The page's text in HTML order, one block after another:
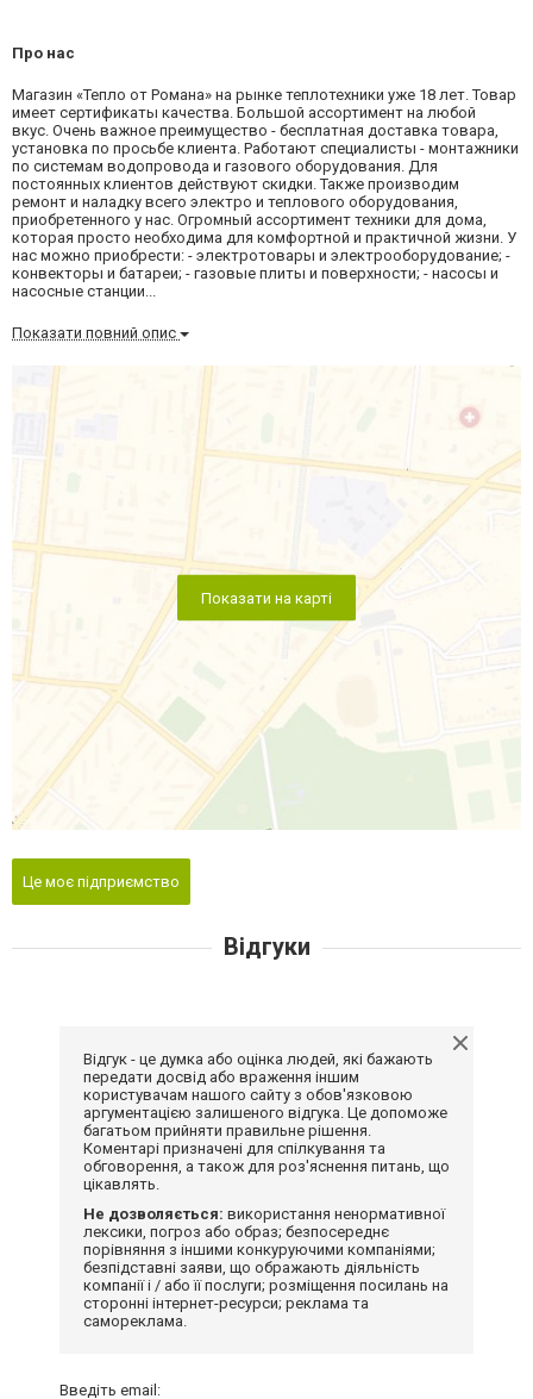
Про нас
Магазин «Тепло от Романа» на рынке теплотехники уже 18 лет. Товар
имеет сертификаты качества. Большой ассортимент на любой
вкус. Очень важное преимущество - бесплатная доставка товара,
установка по просьбе клиента. Работают специалисты - монтажники
по системам водопровода и газового оборудования. Для
постоянных клиентов действуют скидки. Также производим
ремонт и наладку всего электро и теплового оборудования,
приобретенного у нас. Огромный ассортимент техники для дома,
которая просто необходима для комфортной и практичной жизни. У
нас можно приобрести: - электротовары и электрооборудование; -
конвекторы и батареи; - газовые плиты и поверхности; - насосы и
насосные станции...
Показати повний опис
Показати на карті
Це моє підприємство
Відгуки
Відгук - це думка або оцінка людей, які бажають
передати досвід або враження іншим
користувачам нашого сайту з обов'язковою
аргументацією залишеного відгука. Це допоможе
багатьом прийняти правильне рішення.
Коментарі призначені для спілкування та
обговорення, а також для роз'яснення питань, що
цікавлять.
Не дозволяється: використання ненормативної
лексики, погроз або образ; безпосереднє
порівняння з іншими конкуруючими компаніями;
безпідставні заяви, що ображають діяльність
компанії і / або її послуги; розміщення посилань на
сторонні інтернет-ресурси; реклама та
самореклама.
Введіть email: